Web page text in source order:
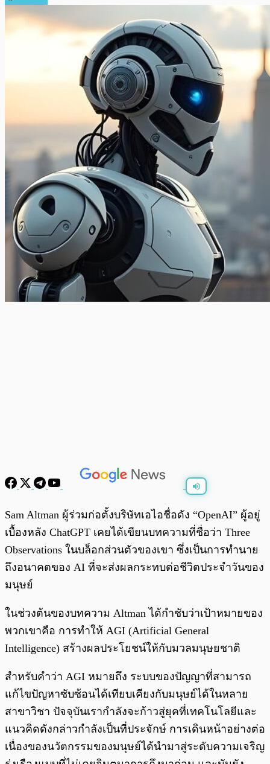
0:00
Sam Altman ผู้ร่วมก่อตั้งบริษัทเอไอชื่อดัง “OpenAI” ผู้อยู่
เบื้องหลัง ChatGPT เคยได้เขียนบทความที่ชื่อว่า Three
Observations ในบล็อกส่วนตัวของเขา ซึ่งเป็นการทำนาย
ถึงอนาคตของ AI ที่จะส่งผลกระทบต่อชีวิตประจำวันของ
มนุษย์
ในช่วงต้นของบทความ Altman ได้กำชับว่าเป้าหมายของ
พวกเขาคือ การทำให้ AGI (Artificial General
Intelligence) สร้างผลประโยชน์ให้กับมวลมนุษยชาติ
สำหรับคำว่า AGI หมายถึง ระบบของปัญญาที่สามารถ
แก้ไขปัญหาซับซ้อนได้เทียบเคียงกับมนุษย์ได้ในหลาย
สาขาวิชา ปัจจุบันเรากำลังจะก้าวสู่ยุคที่เทคโนโลยีและ
แนวคิดดังกล่าวกำลังเป็นที่ประจักษ์ การเดินหน้าอย่างต่อ
เนื่องของนวัตกรรมของมนุษย์ได้นำมาสู่ระดับความเจริญ